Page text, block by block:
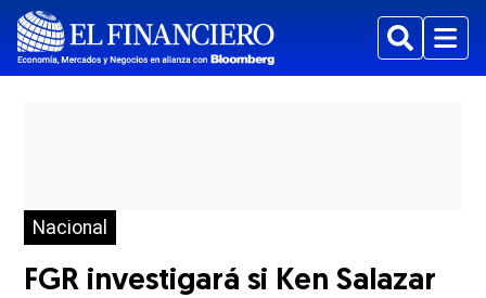
BuscarMenu
Nacional
FGR investigará si Ken Salazar